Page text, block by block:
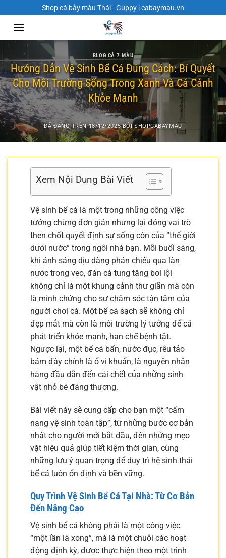
đến
dung
Shop cá bảy màu Thái - Guppy | cabaymau.vn
BLOG CÁ 7 MÀU
Hướng Dẫn Vệ Sinh Bể Cá Đúng Cách: Bí Quyết
Cho Môi Trường Sống Trong Xanh Và Cá Cảnh
Khỏe Mạnh
ĐÃ ĐĂNG TRÊN18/12/2025 BỞISHOPCABAYMAU
Xem Nội Dung Bài Viết
Vệ sinh bể cá là một trong những công việc
tưởng chừng đơn giản nhưng lại đóng vai trò
then chốt quyết định sự sống còn của “thế giới
dưới nước” trong ngôi nhà bạn. Mỗi buổi sáng,
khi ánh sáng dịu dàng phản chiếu qua làn
nước trong veo, đàn cá tung tăng bơi lội
không chỉ là một khung cảnh thư giãn mà còn
là minh chứng cho sự chăm sóc tận tâm của
người chơi cá. Một bể cá sạch sẽ không chỉ
đẹp mắt mà còn là môi trường lý tưởng để cá
phát triển khỏe mạnh, hạn chế bệnh tật.
Ngược lại, một bể cá bẩn, nước đục, rêu tảo
bám đầy chính là ổ vi khuẩn, là nguyên nhân
hàng đầu dẫn đến cái chết của những sinh
vật nhỏ bé đáng thương.
Bài viết này sẽ cung cấp cho bạn một “cẩm
nang vệ sinh toàn tập”, từ những bước cơ bản
nhất cho người mới bắt đầu, đến những mẹo
vặt hiệu quả giúp tiết kiệm thời gian, cùng
những lưu ý quan trọng để duy trì hệ sinh thái
bể cá luôn ổn định và bền vững.
Quy Trình Vệ Sinh Bể Cá Tại Nhà: Từ Cơ Bản
Đến Nâng Cao
Vệ sinh bể cá không phải là một công việc
“một lần là xong”, mà là một chuỗi các hoạt
động định kỳ, được thực hiện theo một trình